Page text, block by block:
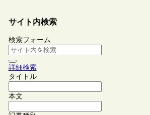
サイト内検索
検索フォーム
詳細検索
タイトル
本文